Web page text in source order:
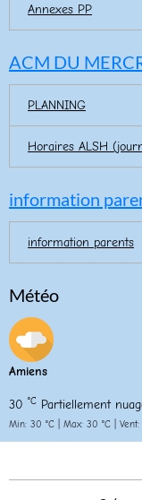
Annexes PP
ACM DU
PLANNING
Horaires ALSH
information
information parents
Météo
Amiens
30 °C Partiellement
Min: 30 °C | Max: 30 °C | Vent: